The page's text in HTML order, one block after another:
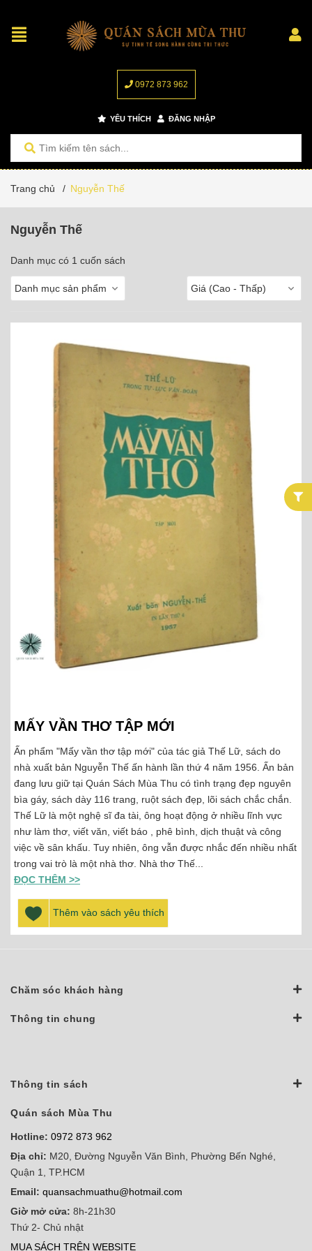
0972 873 962
YÊU THÍCH ĐĂNG NHẬP
Trang chủ / Nguyễn Thế
Nguyễn Thế
Danh mục có 1 cuốn sách
Danh mục sản phẩm Giá (Cao - Thấp)
MẤY VẦN THƠ TẬP MỚI
Ấn phẩm "Mấy vần thơ tập mới" của tác giả Thế Lữ, sách do
nhà xuất bản Nguyễn Thế ấn hành lần thứ 4 năm 1956. Ấn bản
đang lưu giữ tại Quán Sách Mùa Thu có tình trạng đẹp nguyên
bìa gáy, sách dày 116 trang, ruột sách đẹp, lõi sách chắc chắn.
Thế Lữ là một nghệ sĩ đa tài, ông hoạt động ở nhiều lĩnh vực
như làm thơ, viết văn, viết báo , phê bình, dịch thuật và công
việc về sân khấu. Tuy nhiên, ông vẫn được nhắc đến nhiều nhất
trong vai trò là một nhà thơ. Nhà thơ Thế...
ĐỌC THÊM >>
Thêm vào sách yêu thích
Chăm sóc khách hàng
Thông tin chung
Thông tin sách
Quán sách Mùa Thu
Hotline: 0972 873 962
Địa chỉ: M20, Đường Nguyễn Văn Bình, Phường Bến Nghé,
Quận 1, TP.HCM
Email: quansachmuathu@hotmail.com
Giờ mở cửa: 8h-21h30
Thứ 2- Chủ nhật
MUA SÁCH TRÊN WEBSITE